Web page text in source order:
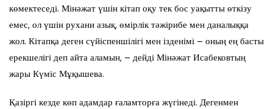
көмектеседі. Мінәжат үшін кітап оқу тек бос уақытты өткізу
емес, ол үшін рухани азық, өмірлік тәжірибе мен даналыққа
жол. Кітапқа деген сүйіспеншілігі мен ізденімі – оның ең басты
ерекшелігі деп айта аламын, – дейді Мінәжат Исабековтың
жары Күміс Мұқышева.
Қазіргі кезде көп адамдар ғаламторға жүгінеді. Дегенмен